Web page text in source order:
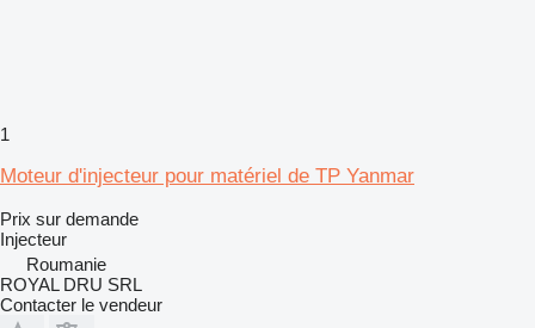
1
Moteur d'injecteur pour matériel de TP Yanmar
Prix sur demande
Injecteur
Roumanie
ROYAL DRU SRL
Contacter le vendeur